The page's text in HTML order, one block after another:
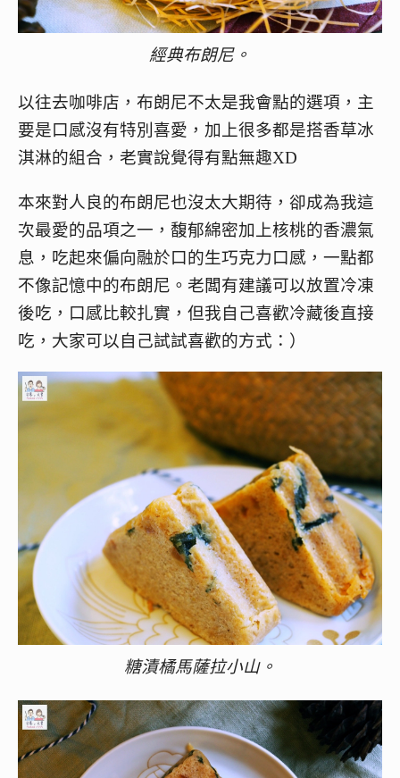
經典布朗尼。
以往去咖啡店，布朗尼不太是我會點的選項，主
要是口感沒有特別喜愛，加上很多都是搭香草冰
淇淋的組合，老實說覺得有點無趣XD
本來對人良的布朗尼也沒太大期待，卻成為我這
次最愛的品項之一，馥郁綿密加上核桃的香濃氣
息，吃起來偏向融於口的生巧克力口感，一點都
不像記憶中的布朗尼。老闆有建議可以放置冷凍
後吃，口感比較扎實，但我自己喜歡冷藏後直接
吃，大家可以自己試試喜歡的方式：）
糖漬橘馬薩拉小山。